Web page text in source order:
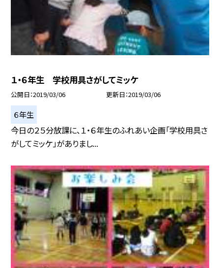
１・６年生 学校用具さがしてミッケ
公開日 2019/03/06 更新日 2019/03/06
６年生
今日の２５分放課に、１・６年生のふれあい企画「学校用具さ
がしてミッケ」がありまし...